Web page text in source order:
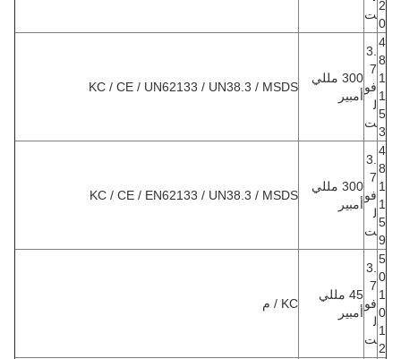
2
0
ت
4
8
1
1
5
3
3.
7
فو
ل
ت
300 مللي
أمبير
KC / CE / UN62133 / UN38.3 / MSDS
4
8
1
1
5
9
3.
7
فو
ل
ت
300 مللي
أمبير
KC / CE / EN62133 / UN38.3 / MSDS
5
0
1
0
1
2
3.
7
فو
ل
ت
45 مللي
أمبير
KC / م